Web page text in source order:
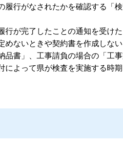
行がなされたかを確認する「
が完了したことの通知を受け
ないときや契約書を作成しな
書」、工事請負の場合の「
よって県が検査を実施する時